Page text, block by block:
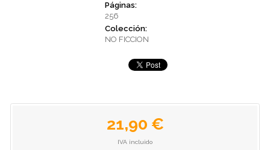
Páginas:
256
Colección:
NO FICCION
21,90 €
IVA incluido